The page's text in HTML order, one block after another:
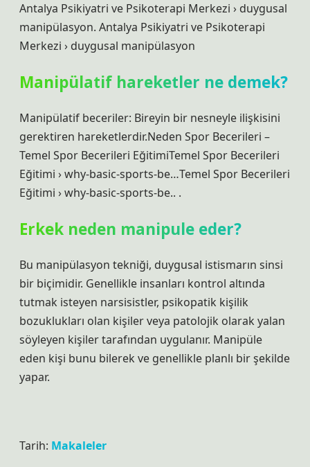
Antalya Psikiyatri ve Psikoterapi Merkezi › duygusal
manipülasyon. Antalya Psikiyatri ve Psikoterapi
Merkezi › duygusal manipülasyon
Manipülatif hareketler ne demek?
Manipülatif beceriler: Bireyin bir nesneyle ilişkisini
gerektiren hareketlerdir.Neden Spor Becerileri –
Temel Spor Becerileri EğitimiTemel Spor Becerileri
Eğitimi › why-basic-sports-be…Temel Spor Becerileri
Eğitimi › why-basic-sports-be.. .
Erkek neden manipule eder?
Bu manipülasyon tekniği, duygusal istismarın sinsi
bir biçimidir. Genellikle insanları kontrol altında
tutmak isteyen narsisistler, psikopatik kişilik
bozuklukları olan kişiler veya patolojik olarak yalan
söyleyen kişiler tarafından uygulanır. Manipüle
eden kişi bunu bilerek ve genellikle planlı bir şekilde
yapar.
Tarih: Makaleler